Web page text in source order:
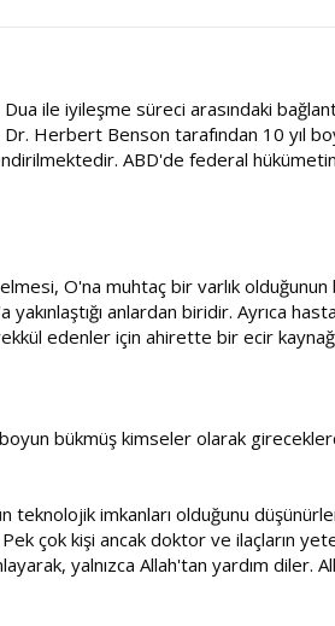
ile iyileşme süreci arasındaki
Herbert Benson tarafından 10 yıl
ABD'de federal
O'na muhtaç bir varlık olduğunun
anlardan biridir. Ayrıca
edenler için ahirette bir ecir
bükmüş kimseler olarak
imkanları olduğunu düşünürler.
çok kişi ancak doktor ve ilaçların
yalnızca Allah'tan yardım diler.